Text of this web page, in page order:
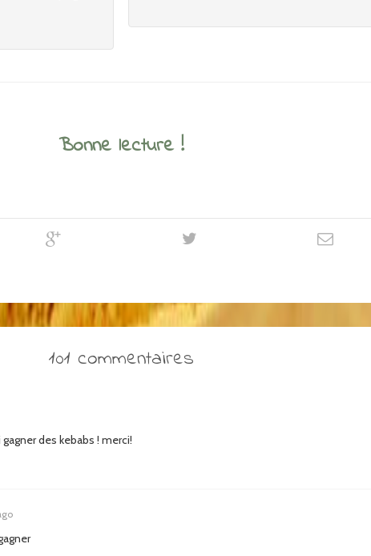
Bonne lecture !
101 commentaires
des kebabs ! merci!